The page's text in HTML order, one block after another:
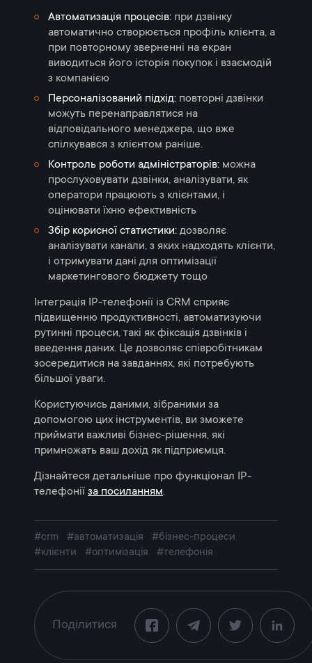
Автоматизація процесів: при дзвінку
автоматично створюється профіль клієнта, а
при повторному зверненні на екран
виводиться його історія покупок і взаємодій
з компанією
Персоналізований підхід: повторні дзвінки
можуть перенаправлятися на
відповідального менеджера, що вже
спілкувався з клієнтом раніше.
Контроль роботи адміністраторів: можна
прослуховувати дзвінки, аналізувати, як
оператори працюють з клієнтами, і
оцінювати їхню ефективність
Збір корисної статистики: дозволяє
аналізувати канали, з яких надходять клієнти,
і отримувати дані для оптимізації
маркетингового бюджету тощо
Інтеграція IP-телефонії із CRM сприяє
підвищенню продуктивності, автоматизуючи
рутинні процеси, такі як фіксація дзвінків і
введення даних. Це дозволяє співробітникам
зосередитися на завданнях, які потребують
більшої уваги.
Користуючись даними, зібраними за
допомогою цих інструментів, ви зможете
приймати важливі бізнес-рішення, які
примножать ваш дохід як підприємця.
Дізнайтеся детальніше про функціонал IP-
телефонії за посиланням.
#crm #автоматизація
#бізнес-процеси
#клієнти
#оптимізація #телефонія
Поділитися